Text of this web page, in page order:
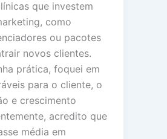
que investem
como
ou pacotes
novos clientes.
prática, foquei em
para o cliente, o
e crescimento
acredito que
média em